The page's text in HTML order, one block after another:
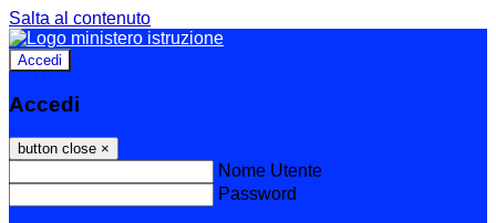
Salta al contenuto
Accedi
Accedi
button close ×
Nome Utente
Password